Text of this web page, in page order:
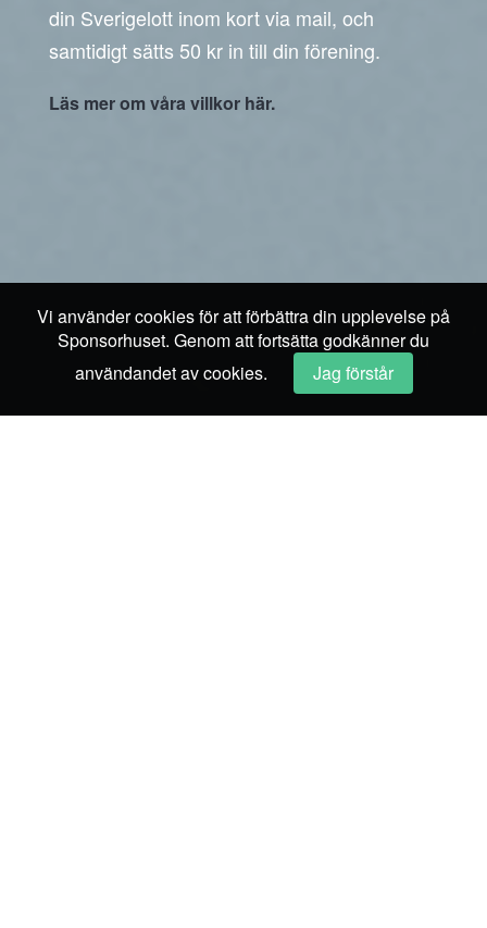
din Sverigelott inom kort via mail, och
samtidigt sätts 50 kr in till din förening.
Läs mer om våra villkor här.
Vi använder cookies för att förbättra din upplevelse på
Sponsorhuset. Genom att fortsätta godkänner du
användandet av cookies.
Jag förstår